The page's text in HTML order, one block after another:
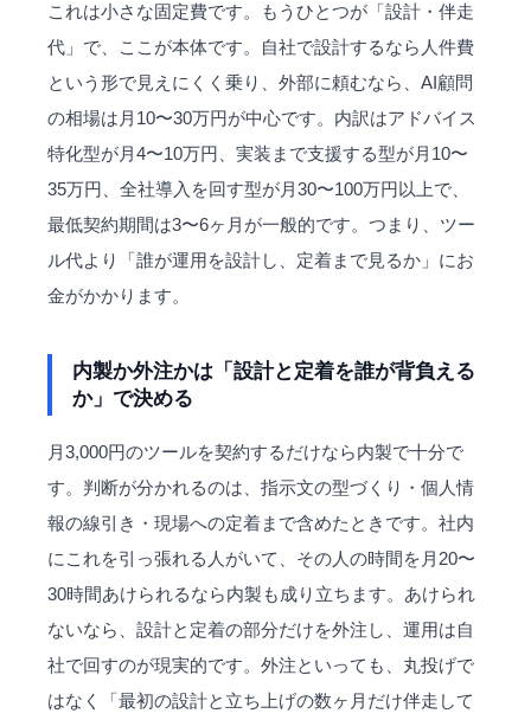
これは小さな固定費です。もうひとつが「設計・伴走
代」で、ここが本体です。自社で設計するなら人件費
という形で見えにくく乗り、外部に頼むなら、AI顧問
の相場は月10〜30万円が中心です。内訳はアドバイス
特化型が月4〜10万円、実装まで支援する型が月10〜
35万円、全社導入を回す型が月30〜100万円以上で、
最低契約期間は3〜6ヶ月が一般的です。つまり、ツー
ル代より「誰が運用を設計し、定着まで見るか」にお
金がかかります。
内製か外注かは「設計と定着を誰が背負える
か」で決める
月3,000円のツールを契約するだけなら内製で十分で
す。判断が分かれるのは、指示文の型づくり・個人情
報の線引き・現場への定着まで含めたときです。社内
にこれを引っ張れる人がいて、その人の時間を月20〜
30時間あけられるなら内製も成り立ちます。あけられ
ないなら、設計と定着の部分だけを外注し、運用は自
社で回すのが現実的です。外注といっても、丸投げで
はなく「最初の設計と立ち上げの数ヶ月だけ伴走して